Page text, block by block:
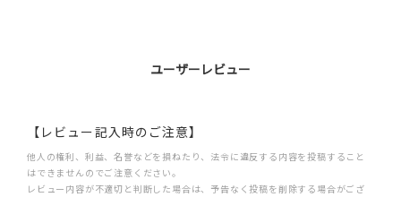
ユーザーレビュー
【レビュー記入時のご注意】
他人の権利、利益、名誉などを損ねたり、法令に違反する内容を投稿すること
はできませんのでご注意ください。
レビュー内容が不適切と判断した場合は、予告なく投稿を削除する場合がござ